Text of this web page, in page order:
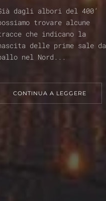
dagli albori del 400’
trovare alcune
che indicano la
delle prime sale da
nel Nord...
CONTINUA A LEGGERE